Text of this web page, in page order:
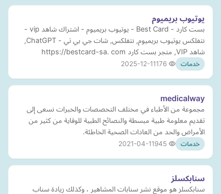
يوتيوب بريميوم
بست كارد - Best Card - يوتيوب بريميوم - اشتراك شاهد vip -
نتفلكس يوتيوب بريميوم, نتفلكس, شات جي بي تي - ChatGPT,
شاهد VIP, متجر بست كارد https://bestcard-sa. com
خدمات 2025-12-11
medicalway
مجموعة من الأطباء في مختلف التخصصات والخبرات نسعى إلى
تقديم معلومة طبية مبسطة والنصائح الطبية للوقاية من كثير من
الأمراض والحد من العادات الصحية الخاطئة.
خدمات 2021-04-11
سنابكسلز
سنابكسلز هو موقع نشر سنابات المشاهير ، وكذلك زيادة سناب